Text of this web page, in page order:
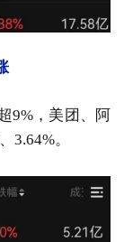
9%，美团、阿
3.64%。